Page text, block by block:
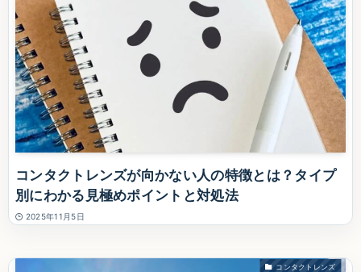
コンタクトレンズが向かない人の特徴とは？タイプ
別にわかる見極めポイントと対処法
2025年11月5日
コンタクトレンズ